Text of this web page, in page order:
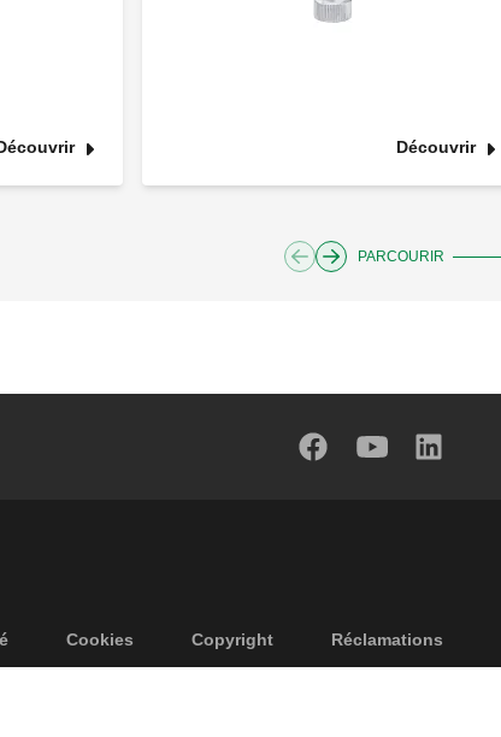
Découvrir
PARCOURIR
Cookies Copyright Réclamations